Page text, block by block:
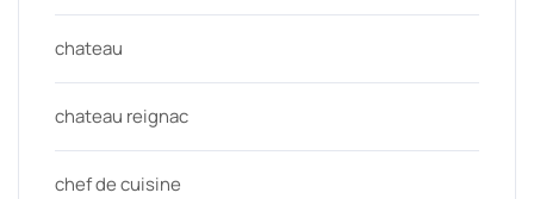
chateau
chateau reignac
chef de cuisine